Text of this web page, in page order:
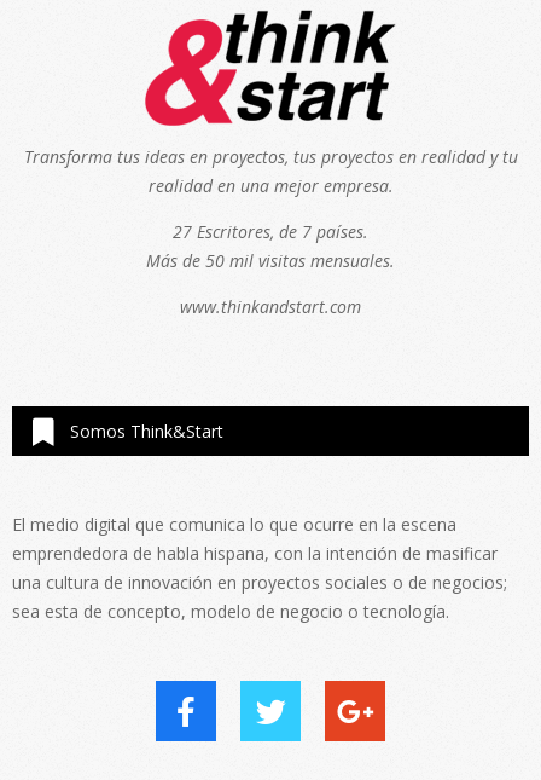
Transforma tus ideas en proyectos, tus proyectos en realidad y tu
realidad en una mejor empresa.
27 Escritores, de 7 países.
Más de 50 mil visitas mensuales.
www.thinkandstart.com
Somos Think&Start
El medio digital que comunica lo que ocurre en la escena
emprendedora de habla hispana, con la intención de masificar
una cultura de innovación en proyectos sociales o de negocios;
sea esta de concepto, modelo de negocio o tecnología.